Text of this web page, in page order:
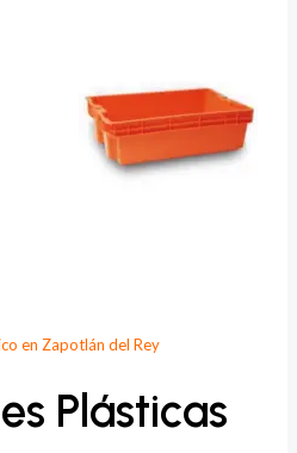
en Zapotlán del Rey
Plásticas